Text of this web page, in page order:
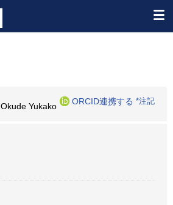
Okude Yukako
ORCID連携する *注記